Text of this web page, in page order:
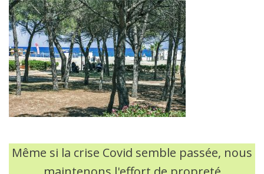
Même si la crise Covid semble passée, nous